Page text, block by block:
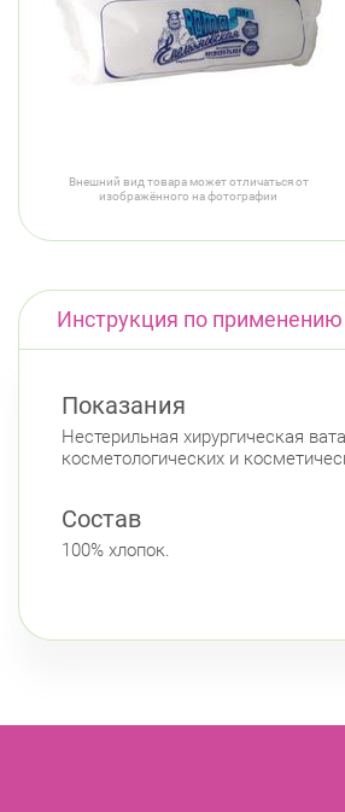
Внешний вид товара может отличаться от
изображённого на фотографии
Инструкция по применению
Показания
Нестерильная хирургическая
косметологических и
Состав
100% хлопок.